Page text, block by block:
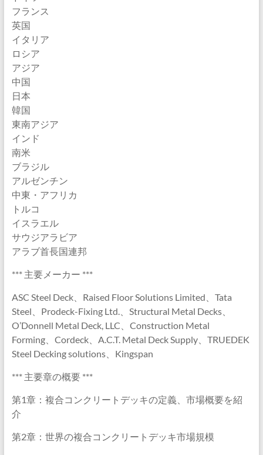
フランス
英国
イタリア
ロシア
アジア
中国
日本
韓国
東南アジア
インド
南米
ブラジル
アルゼンチン
中東・アフリカ
トルコ
イスラエル
サウジアラビア
アラブ首長国連邦
*** 主要メーカー ***
ASC Steel Deck、Raised Floor Solutions Limited、Tata
Steel、Prodeck-Fixing Ltd.、Structural Metal Decks、
O’Donnell Metal Deck, LLC、Construction Metal
Forming、Cordeck、A.C.T. Metal Deck Supply、TRUEDEK
Steel Decking solutions、Kingspan
*** 主要章の概要 ***
第1章：複合コンクリートデッキの定義、市場概要を紹
介
第2章：世界の複合コンクリートデッキ市場規模